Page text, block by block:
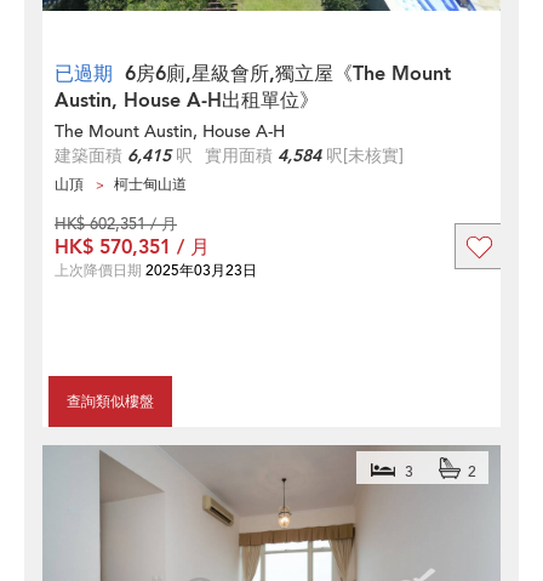
已過期 6房6廁,星級會所,獨立屋《The Mount
Austin, House A-H出租單位》
The Mount Austin, House A-H
建築面積 6,415呎 實用面積 4,584呎[未核實]
山頂 柯士甸山道
查詢類似樓盤
HK$ 602,351 / 月
HK$ 570,351 / 月
上次降價日期 2025年03月23日
3 2